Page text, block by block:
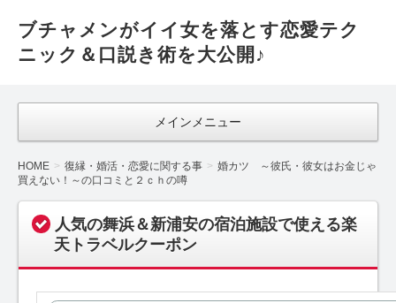
ブチャメンがイイ女を落とす恋愛テク
ニック＆口説き術を大公開♪
メインメニュー
HOME 復縁・婚活・恋愛に関する事
婚カツ ～彼氏・彼女はお金じゃ
買えない！～の口コミと２ｃｈの噂
人気の舞浜＆新浦安の宿泊施設で使える楽
天トラベルクーポン